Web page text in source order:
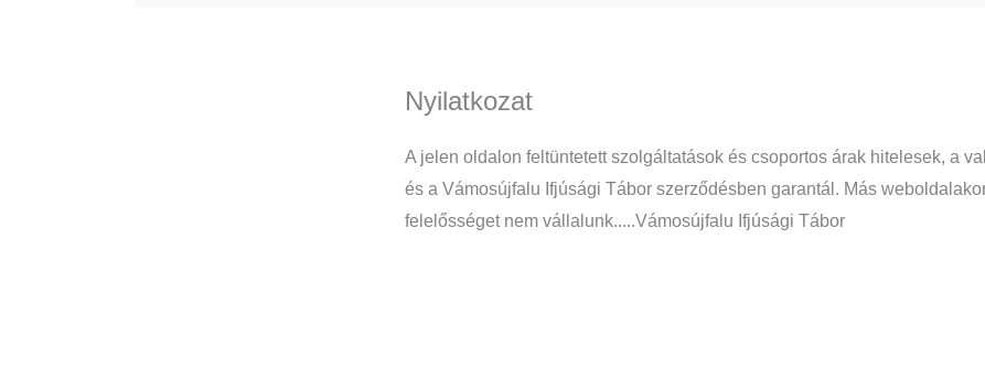
Nyilatkozat
A jelen oldalon feltüntetett szolgáltatások és csoportos árak hitelesek, a
és a Vámosújfalu Ifjúsági Tábor szerződésben garantál. Más
felelősséget nem vállalunk.....Vámosújfalu Ifjúsági Tábor